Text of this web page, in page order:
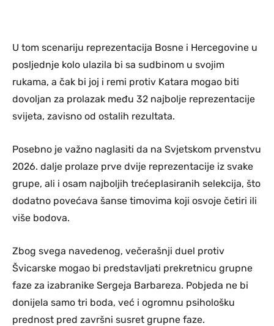
U tom scenariju reprezentacija Bosne i Hercegovine u
posljednje kolo ulazila bi sa sudbinom u svojim
rukama, a čak bi joj i remi protiv Katara mogao biti
dovoljan za prolazak među 32 najbolje reprezentacije
svijeta, zavisno od ostalih rezultata.
Posebno je važno naglasiti da na Svjetskom prvenstvu
2026. dalje prolaze prve dvije reprezentacije iz svake
grupe, ali i osam najboljih trećeplasiranih selekcija, što
dodatno povećava šanse timovima koji osvoje četiri ili
više bodova.
Zbog svega navedenog, večerašnji duel protiv
Švicarske mogao bi predstavljati prekretnicu grupne
faze za izabranike Sergeja Barbareza. Pobjeda ne bi
donijela samo tri boda, već i ogromnu psihološku
prednost pred završni susret grupne faze.